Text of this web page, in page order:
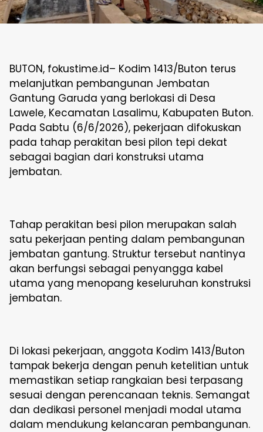
BUTON, fokustime.id– Kodim 1413/Buton terus
melanjutkan pembangunan Jembatan
Gantung Garuda yang berlokasi di Desa
Lawele, Kecamatan Lasalimu, Kabupaten Buton.
Pada Sabtu (6/6/2026), pekerjaan difokuskan
pada tahap perakitan besi pilon tepi dekat
sebagai bagian dari konstruksi utama
jembatan.
Tahap perakitan besi pilon merupakan salah
satu pekerjaan penting dalam pembangunan
jembatan gantung. Struktur tersebut nantinya
akan berfungsi sebagai penyangga kabel
utama yang menopang keseluruhan konstruksi
jembatan.
Di lokasi pekerjaan, anggota Kodim 1413/Buton
tampak bekerja dengan penuh ketelitian untuk
memastikan setiap rangkaian besi terpasang
sesuai dengan perencanaan teknis. Semangat
dan dedikasi personel menjadi modal utama
dalam mendukung kelancaran pembangunan.